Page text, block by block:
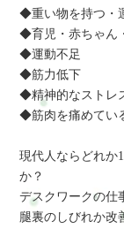
◆重い物を持つ・
◆育児・赤ちゃん
◆運動不足
◆筋力低下
◆精神的なストレ
◆筋肉を痛めてい
現代人ならどれか
か？
デスクワークの仕
腿裏のしびれか改